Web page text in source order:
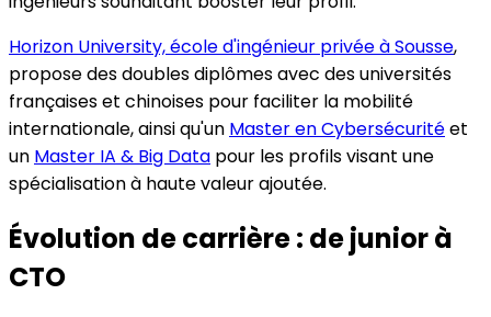
Horizon University, école d'ingénieur privée à Sousse,
propose des doubles diplômes avec des universités
françaises et chinoises pour faciliter la mobilité
internationale, ainsi qu'un Master en Cybersécuritéet
un Master IA & Big Data pour les profils visant une
spécialisation à haute valeur ajoutée.
Évolution de carrière : de junior à
CTO